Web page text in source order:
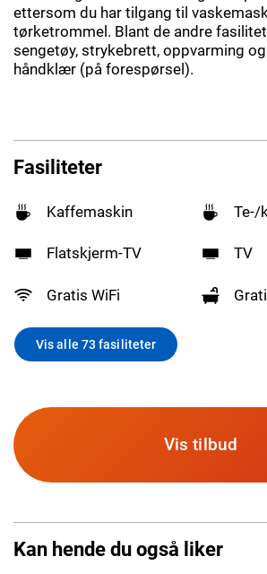
ettersom du har tilgang til
tørketrommel. Blant de andre
sengetøy, strykebrett, oppvarming
håndklær (på forespørsel).
Fasiliteter
Kaffemaskin Te-/
Flatskjerm-TV TV
Gratis WiFi
Vis alle 73 fasiliteter
Vis tilbud
Kan hende du også liker